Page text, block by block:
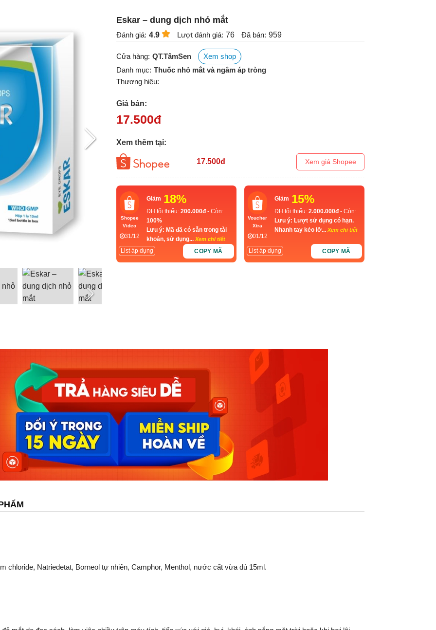
Eskar – dung dịch nhỏ mắt
Đánh giá: 4.9 Lượt đánh giá: 76 Đã bán: 959
Cửa hàng: QT.TâmSen
Xem shop
Danh mục: Thuốc nhỏ mắt và ngâm áp tròng
Thương hiệu:
Giá bán:
17.500đ
Xem thêm tại:
17.500đ Xem giá Shopee
Shopee
Video
31/12
Giảm 18%
ĐH tối thiểu: 200.000đ - Còn:
100%
Lưu ý: Mã đã có sẵn trong tài
khoản, sử dụng... Xem chi tiết
List áp dụng COPY MÃ
Voucher
Xtra
01/12
Giảm 15%
ĐH tối thiểu: 2.000.000đ - Còn:
Lưu ý: Lượt sử dụng có hạn.
Nhanh tay kẻo lỡ... Xem chi tiết
List áp dụng COPY MÃ
chloride, Natriedetat, Borneol tự nhiên, Camphor, Menthol, nước cất vừa đủ 15ml.